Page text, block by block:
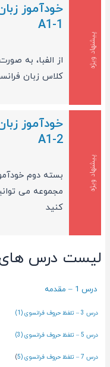
پیشنهاد ویژه
خودآموز
A1-1
از الفبا، به
کلاس زبان
پیشنهاد ویژه
خودآموز
A1-2
بسته دوم
کنید
لیست درس های
درس 1 – مقدمه
درس 3 – تلفظ حروف فرانسوی (1)
درس 5 – تلفظ حروف فرانسوی (3)
درس 7 – تلفظ حروف فرانسوی (5 )